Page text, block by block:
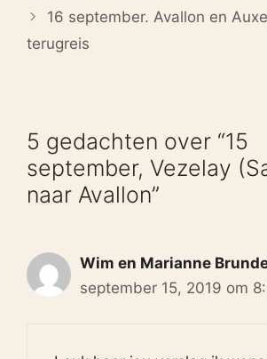
16 september. Avallon en
terugreis
5 gedachten over “15
september, Vezelay
naar Avallon”
Wim en Marianne
september 15, 2019 om